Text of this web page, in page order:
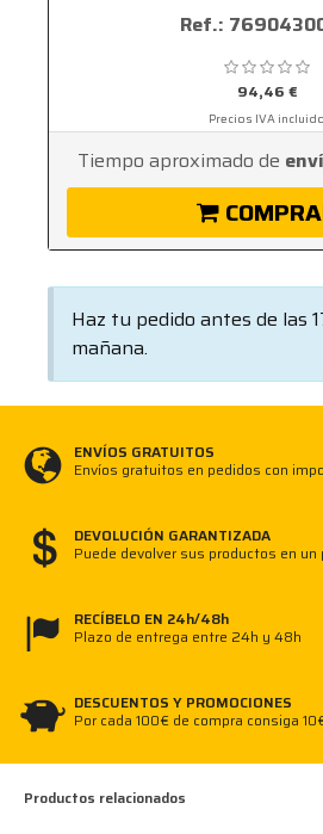
linterna es orientable 180º.
la lámpara hay un gran
giratorio y un imán para una
mango tiene un marco que
soporte. Suministro con
V/1600 mAh.
Ver mas ...
Ref.:
94,46 €
Precios IVA incluido
Tiempo aproximado de
Haz tu pedido antes de las
mañana.
ENVÍOS GRATUITOS
Envíos gratuitos en pedidos con
DEVOLUCIÓN GARANTIZADA
Puede devolver sus productos en
RECÍBELO EN 24h/48h
Plazo de entrega entre 24h y 48h
DESCUENTOS Y PROMOCIONES
Por cada 100€ de compra consiga
Productos relacionados